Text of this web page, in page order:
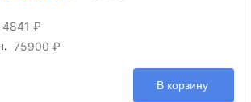
4841 ₽
75900 ₽
В корзину